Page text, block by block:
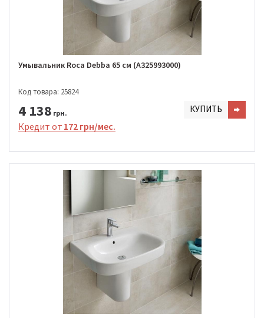
Умывальник Roca Debba 65 см (A325993000)
Код товара: 25824
4 138 грн. КУПИТЬ
Кредит от 172 грн/мес.